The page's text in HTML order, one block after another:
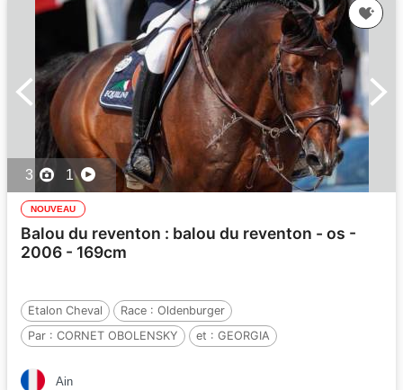
3 1
NOUVEAU
Balou du reventon : balou du reventon - os -
2006 - 169cm
Etalon Cheval Race : Oldenburger
Par : CORNET OBOLENSKY et : GEORGIA
Ain